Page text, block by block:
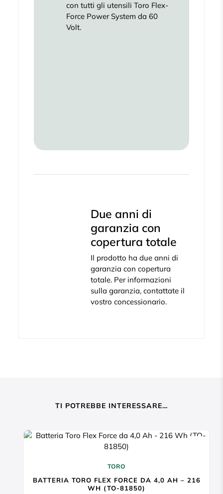
con tutti gli utensili Toro Flex-
Force Power System da 60
Volt.
Due anni di
garanzia con
copertura totale
Il prodotto ha due anni di
garanzia con copertura
totale. Per informazioni
sulla garanzia, contattate il
vostro concessionario.
TI POTREBBE INTERESSARE…
TORO
BATTERIA TORO FLEX FORCE DA 4,0 AH – 216
WH (TO-81850)